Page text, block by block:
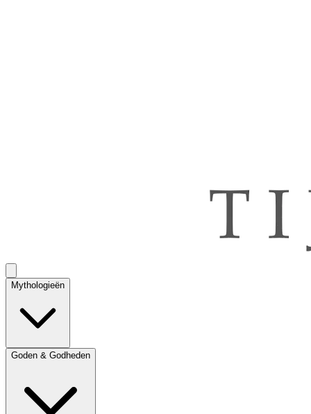
Mythologieën
Goden & Godheden